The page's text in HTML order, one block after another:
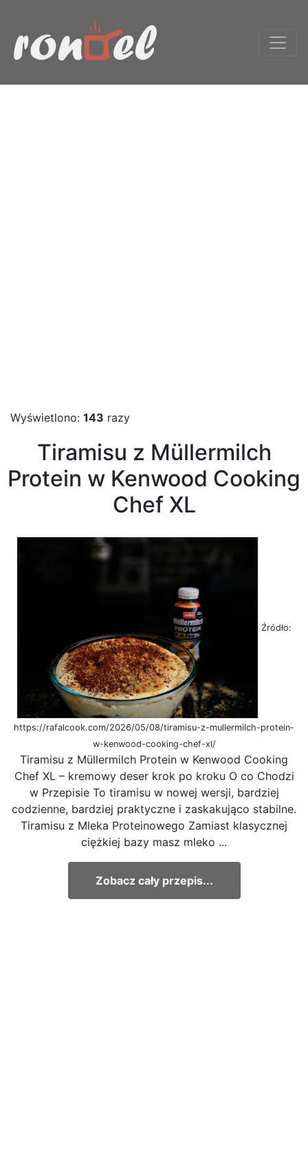
Wyświetlono: 143 razy
Tiramisu z Müllermilch
Protein w Kenwood Cooking
Chef XL
Źródło:
https://rafalcook.com/2026/05/08/tiramisu-z-mullermilch-protein-
w-kenwood-cooking-chef-xl/
Tiramisu z Müllermilch Protein w Kenwood Cooking
Chef XL – kremowy deser krok po kroku O co Chodzi
w Przepisie To tiramisu w nowej wersji, bardziej
codzienne, bardziej praktyczne i zaskakująco stabilne.
Tiramisu z Mleka Proteinowego Zamiast klasycznej
ciężkiej bazy masz mleko ...
Zobacz cały przepis...